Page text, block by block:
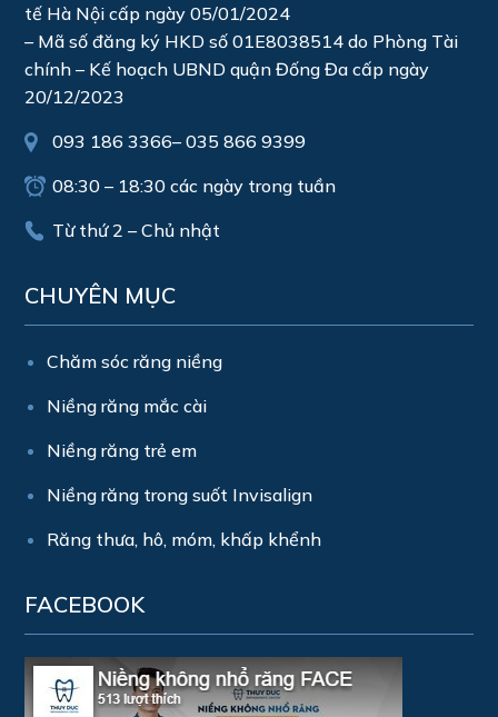
tế Hà Nội cấp ngày 05/01/2024
– Mã số đăng ký HKD số 01E8038514 do Phòng Tài
chính – Kế hoạch UBND quận Đống Đa cấp ngày
20/12/2023
093 186 3366–035 866 9399
08:30 – 18:30 các ngày trong tuần
Từ thứ 2 – Chủ nhật
CHUYÊN MỤC
Chăm sóc răng niềng
Niềng răng mắc cài
Niềng răng trẻ em
Niềng răng trong suốt Invisalign
Răng thưa, hô, móm, khấp khểnh
FACEBOOK